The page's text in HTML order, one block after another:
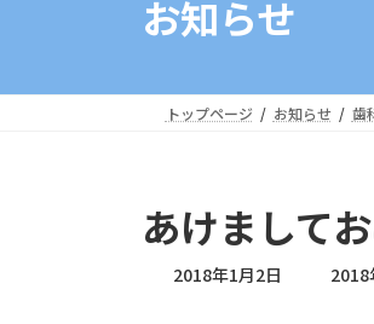
お知らせ
トップページ お知らせ 歯
あけまして
2018年1月2日
最
2018